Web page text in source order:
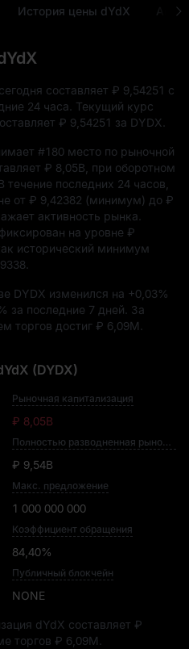
История цены dYdX
составляет ₽ 9,54251 с
24 часа. Текущий курс
₽ 9,54251 за DYDX.
#180 место по рыночной
₽ 8,05B , при оборотном
В течение последних 24 часов,
от ₽ 9,42382 (минимум) до ₽
активность рынка.
на уровне ₽
исторический минимум
DYDX изменился на +0,03%
за последние 7 дней. За
торгов достиг ₽ 6,09M
(DYDX)
Рыночная капитализация
₽ 8,05B
Полностью разводненная рыночная капитализация
₽ 9,54B
Макс. предложение
1 000 000 000
Коэффициент обращения
84,40%
Публичный блокчейн
NONE
dYdX составляет ₽
торгов ₽ 6,09M